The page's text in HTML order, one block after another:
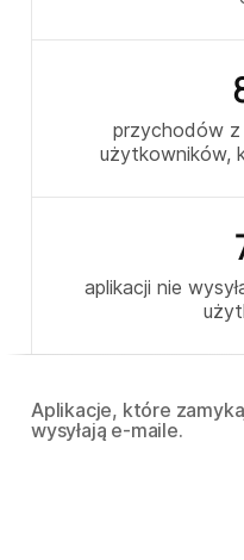
przychodów z
użytkowników,
aplikacji nie
Aplikacje, które
wysyłają e-maile.